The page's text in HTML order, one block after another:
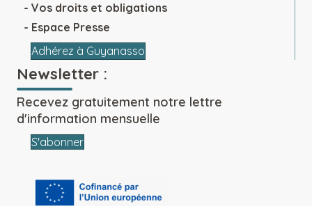
Vos droits et obligations
Espace Presse
Adhérez à Guyanasso
Newsletter :
Recevez gratuitement notre lettre
d'information mensuelle
S'abonner